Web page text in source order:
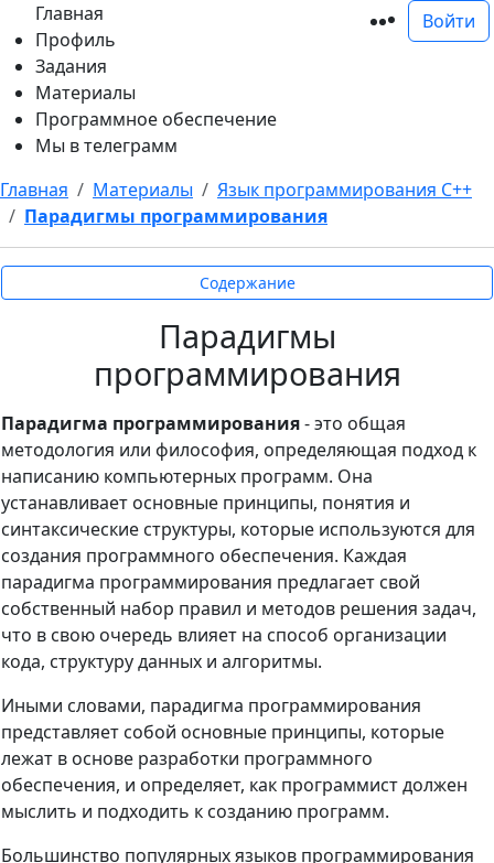
Войти
Главная
Профиль
Задания
Материалы
Программное обеспечение
Мы в телеграмм
Главная
Материалы
Язык программирования С++
Парадигмы программирования
Содержание
Парадигмы
программирования
Парадигма программирования- это общая
методология или философия, определяющая подход к
написанию компьютерных программ. Она
устанавливает основные принципы, понятия и
синтаксические структуры, которые используются для
создания программного обеспечения. Каждая
парадигма программирования предлагает свой
собственный набор правил и методов решения задач,
что в свою очередь влияет на способ организации
кода, структуру данных и алгоритмы.
Иными словами, парадигма программирования
представляет собой основные принципы, которые
лежат в основе разработки программного
обеспечения, и определяет, как программист должен
мыслить и подходить к созданию программ.
Большинство популярных языков программирования